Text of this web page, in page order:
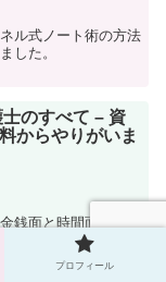
ル式ノート術の方法
した。
のすべて – 資
からやりがいま
銭面と時間面での働
・介護の仕事のや
プロフィール